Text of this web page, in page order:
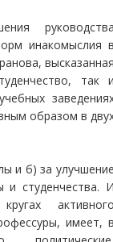
инакомыслия
так
образом в
и б) за
и студенчества.
имеет,